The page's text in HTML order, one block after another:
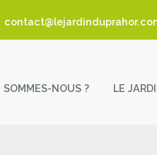
SOMMES-NOUS ? LE